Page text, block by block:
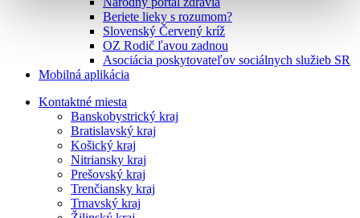
Beriete lieky s rozumom?
Slovenský Červený kríž
OZ Rodič ľavou zadnou
Asociácia poskytovateľov sociálnych služieb SR
Mobilná aplikácia
Kontaktné miesta
Banskobystrický kraj
Bratislavský kraj
Košický kraj
Nitriansky kraj
Prešovský kraj
Trenčiansky kraj
Trnavský kraj